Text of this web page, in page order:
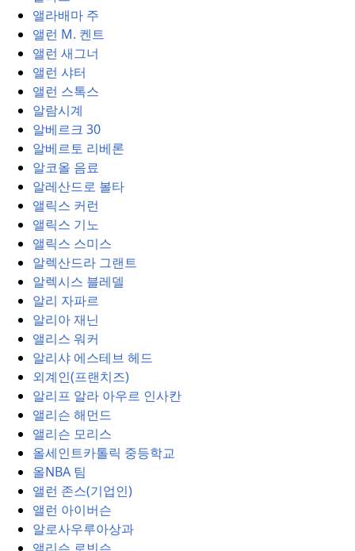
앨라배마 주
앨런 M. 켄트
앨런 새그너
앨런 샤터
앨런 스톡스
알람시계
알베르크 30
알베르토 리베론
알코올 음료
알레산드로 볼타
앨릭스 커런
앨릭스 기노
앨릭스 스미스
알렉산드라 그랜트
알렉시스 블레델
알리 자파르
알리아 재닌
앨리스 워커
알리샤 에스테브 헤드
외계인(프랜치즈)
알리프 알라 아우르 인사칸
앨리슨 해먼드
앨리슨 모리스
올세인트카톨릭 중등학교
올NBA 팀
앨런 존스(기업인)
앨런 아이버슨
알로사우루아상과